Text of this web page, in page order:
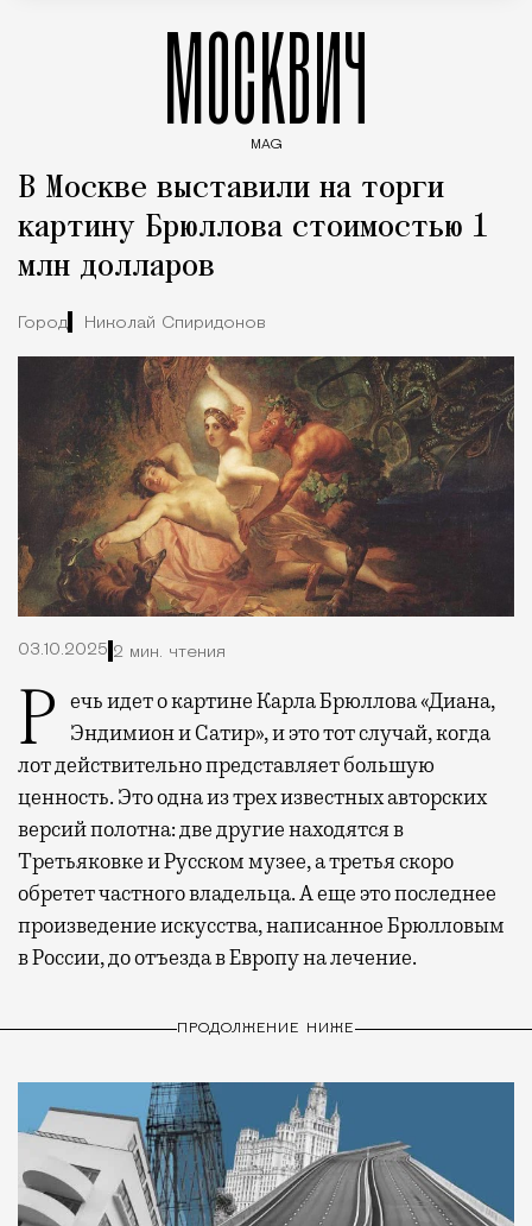
МОСКВИЧ
MAG
В Москве выставили на торги
картину Брюллова стоимостью 1
млн долларов
Город Николай Спиридонов
03.10.2025 2 мин. чтения
Речь идет о картине Карла Брюллова «Диана,
Эндимион и Сатир», и это тот случай, когда
лот действительно представляет большую
ценность. Это одна из трех известных авторских
версий полотна: две другие находятся в
Третьяковке и Русском музее, а третья скоро
обретет частного владельца. А еще это последнее
произведение искусства, написанное Брюлловым
в России, до отъезда в Европу на лечение.
ПРОДОЛЖЕНИЕ НИЖЕ